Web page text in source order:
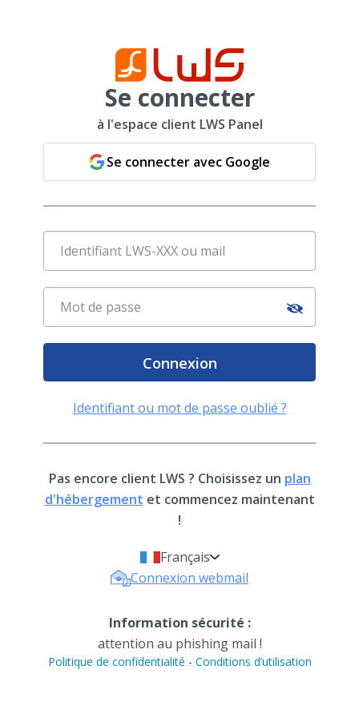
Se connecter
à l'espace client LWS Panel
Se connecter avec Google
Identifiant ou mot de passe oublié ?
Pas encore client LWS ? Choisissez un plan
d'hébergement et commencez maintenant
!
Français
Connexion webmail
Information sécurité :
attention au phishing mail !
Politique de confidentialité - Conditions d’utilisation